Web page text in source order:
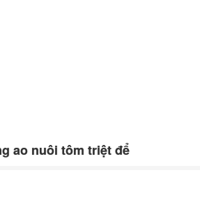
ao nuôi tôm triệt để